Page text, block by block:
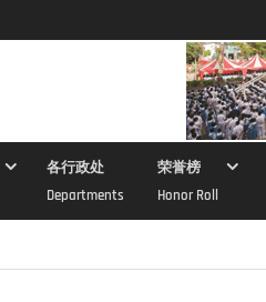
各行政处
Departments
荣誉榜
Honor Roll